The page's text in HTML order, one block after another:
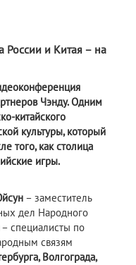
России и Китая – на
Чэнду. Одним
китайского
культуры, который
того, как столица
игры.
– заместитель
дел Народного
– специалисты по
связям
Волгограда,